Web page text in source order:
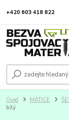
+420 603 418 822
Úvod MATICE
bílý